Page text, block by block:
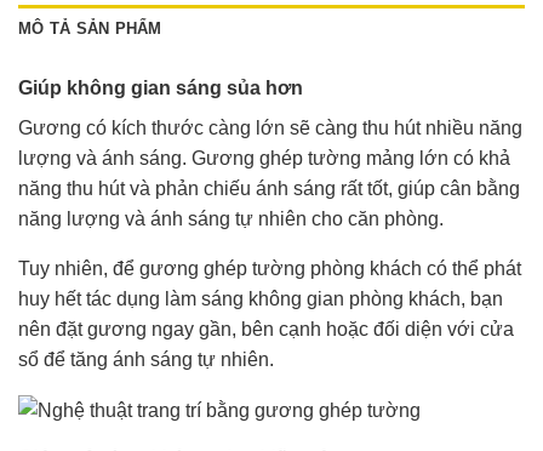
MÔ TẢ SẢN PHẨM
Giúp không gian sáng sủa hơn
Gương có kích thước càng lớn sẽ càng thu hút nhiều năng
lượng và ánh sáng. Gương ghép tường mảng lớn có khả
năng thu hút và phản chiếu ánh sáng rất tốt, giúp cân bằng
năng lượng và ánh sáng tự nhiên cho căn phòng.
Tuy nhiên, để gương ghép tường phòng khách có thể phát
huy hết tác dụng làm sáng không gian phòng khách, bạn
nên đặt gương ngay gần, bên cạnh hoặc đối diện với cửa
sổ để tăng ánh sáng tự nhiên.